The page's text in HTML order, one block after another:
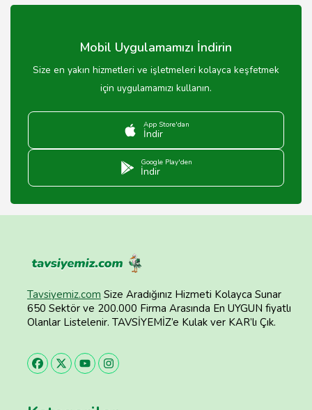
temizlik durumuna ve müşteri yorumlarına dikkat
Mobil Uygulamamızı İndirin
Size en yakın hizmetleri ve işletmeleri kolayca keşfetmek
için uygulamamızı kullanın.
App Store'dan
İndir
Google Play'den
İndir
Tavsiyemiz.com Size Aradığınız Hizmeti Kolayca Sunar
650 Sektör ve 200.000 Firma Arasında En UYGUN fiyatlı
Olanlar Listelenir. TAVSİYEMİZ’e Kulak ver KAR’lı Çık.